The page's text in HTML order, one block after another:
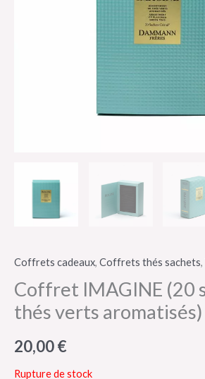
Coffrets cadeaux, Coffrets thés sachets,
Coffret IMAGINE (20
thés verts aromatisés)
20,00€
Rupture de stock